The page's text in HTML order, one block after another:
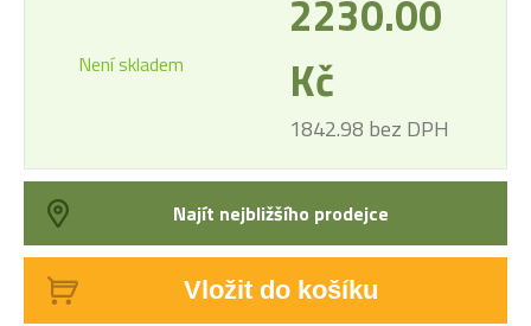
Není skladem
2230.00
Kč
1842.98 bez DPH
Najít nejbližšího prodejce
Vložit do košíku